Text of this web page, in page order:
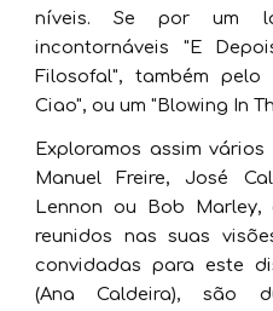
níveis. Se por um
incontornáveis "E
Filosofal", também
Ciao", ou um "Blowing In
Exploramos assim
Manuel Freire, José
Lennon ou Bob
reunidos nas suas
convidadas para este
(Ana Caldeira), são